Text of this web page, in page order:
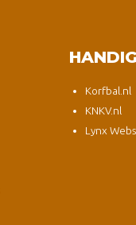
Korfbal.nl
KNKV.nl
Lynx